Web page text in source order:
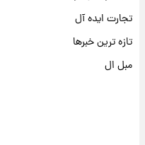
تجارت ایده آل
تازه ترین خبرها
مبل ال